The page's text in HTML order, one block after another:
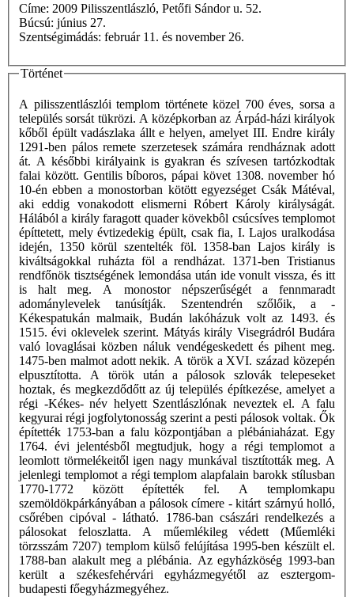
Címe: 2009 Pilisszentlászló, Petőfi Sándor u. 52.
Búcsú: június 27.
Szentségimádás: február 11. és november 26.
Történet
A pilisszentlászlói templom története közel 700 éves, sorsa a
település sorsát tükrözi. A középkorban az Árpád-házi királyok
kőből épült vadászlaka állt e helyen, amelyet III. Endre király
1291-ben pálos remete szerzetesek számára rendháznak adott
át. A későbbi királyaink is gyakran és szívesen tartózkodtak
falai között. Gentilis bíboros, pápai követ 1308. november hó
10-én ebben a monostorban kötött egyezséget Csák Mátéval,
aki eddig vonakodott elismerni Róbert Károly királyságát.
Hálából a király faragott quader kövekbôl csúcsíves templomot
építtetett, mely évtizedekig épült, csak fia, I. Lajos uralkodása
idején, 1350 körül szentelték föl. 1358-ban Lajos király is
kiváltságokkal ruházta föl a rendházat. 1371-ben Tristianus
rendfőnök tisztségének lemondása után ide vonult vissza, és itt
is halt meg. A monostor népszerűségét a fennmaradt
adománylevelek tanúsítják. Szentendrén szőlőik, a -
Kékespatukán malmaik, Budán lakóházuk volt az 1493. és
1515. évi oklevelek szerint. Mátyás király Visegrádról Budára
való lovaglásai közben náluk vendégeskedett és pihent meg.
1475-ben malmot adott nekik. A török a XVI. század közepén
elpusztította. A török után a pálosok szlovák telepeseket
hoztak, és megkezdődőtt az új település építkezése, amelyet a
régi -Kékes- név helyett Szentlászlónak neveztek el. A falu
kegyurai régi jogfolytonosság szerint a pesti pálosok voltak. Ők
építették 1753-ban a falu központjában a plébániaházat. Egy
1764. évi jelentésből megtudjuk, hogy a régi templomot a
leomlott törmelékeitől igen nagy munkával tisztították meg. A
jelenlegi templomot a régi templom alapfalain barokk stílusban
1770-1772 között építették fel. A templomkapu
szemöldökpárkányában a pálosok címere - kitárt szárnyú holló,
csőrében cipóval - látható. 1786-ban császári rendelkezés a
pálosokat feloszlatta. A műemlékileg védett (Műemléki
törzsszám 7207) templom külső felújítása 1995-ben készült el.
1788-ban alakult meg a plébánia. Az egyházköség 1993-ban
került a székesfehérvári egyházmegyétől az esztergom-
budapesti főegyházmegyéhez.